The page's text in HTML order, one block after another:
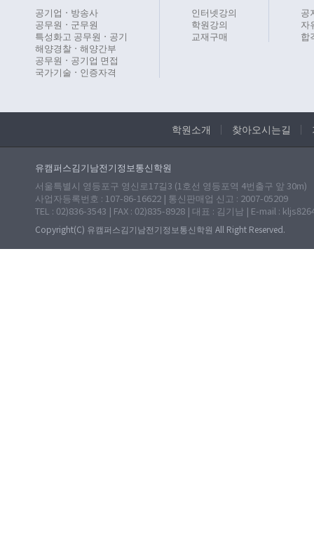
공기업ㆍ방송사
공무원ㆍ군무원
특성화고 공무원ㆍ공기
해양경찰ㆍ해양간부
공무원ㆍ공기업 면접
국가기술ㆍ인증자격
인터넷강의
학원강의
교재구매
공
자
합
학원소개 찾아오시는길
유캠퍼스김기남전기정보통신학원
서울특별시 영등포구 영신로17길3 (1호선 영등포역 4번출구 앞 30m)
사업자등록번호 : 107-86-16622 | 통신판매업 신고 : 2007-05209
TEL : 02)836-3543 | FAX : 02)835-8928 | 대표 : 김기남 | E-mail :
Copyright(C) 유캠퍼스김기남전기정보통신학원 All Right Reserved.